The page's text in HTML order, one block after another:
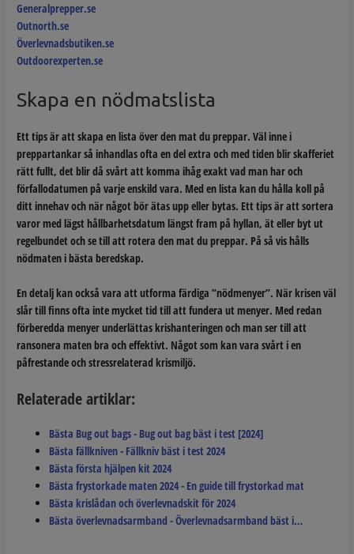
Generalprepper.se
Outnorth.se
Överlevnadsbutiken.se
Outdoorexperten.se
Skapa en nödmatslista
Ett tips är att skapa en lista över den mat du preppar. Väl inne i
preppartankar så inhandlas ofta en del extra och med tiden blir skafferiet
rätt fullt, det blir då svårt att komma ihåg exakt vad man har och
förfallodatumen på varje enskild vara. Med en lista kan du hålla koll på
ditt innehav och när något bör ätas upp eller bytas. Ett tips är att sortera
varor med lägst hållbarhetsdatum längst fram på hyllan, ät eller byt ut
regelbundet och se till att rotera den mat du preppar. På så vis hålls
nödmaten i bästa beredskap.
En detalj kan också vara att utforma färdiga ”nödmenyer”. När krisen väl
slår till finns ofta inte mycket tid till att fundera ut menyer. Med redan
förberedda menyer underlättas krishanteringen och man ser till att
ransonera maten bra och effektivt. Något som kan vara svårt i en
påfrestande och stressrelaterad krismiljö.
Relaterade artiklar:
Bästa Bug out bags - Bug out bag bäst i test [2024]
Bästa fällkniven - Fällkniv bäst i test 2024
Bästa första hjälpen kit 2024
Bästa frystorkade maten 2024 - En guide till frystorkad mat
Bästa krislådan och överlevnadskit för 2024
Bästa överlevnadsarmband - Överlevnadsarmband bäst i…